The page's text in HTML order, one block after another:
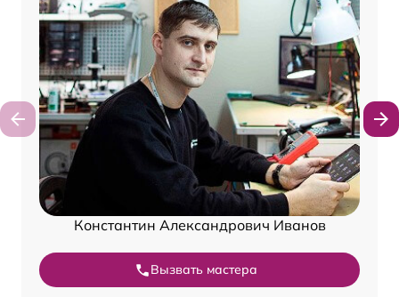
Константин Александрович Иванов
Вызвать мастера